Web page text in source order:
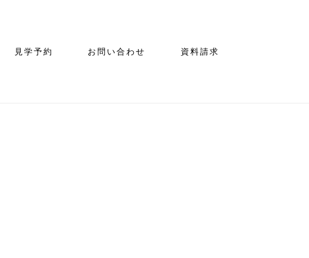
見学予約 お問い合わせ 資料請求